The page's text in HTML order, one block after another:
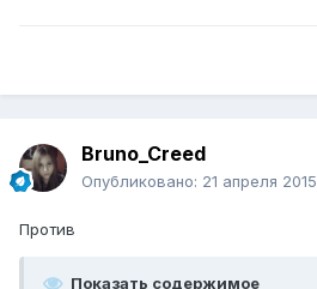
Bruno_Creed
Опубликовано: 21 апреля 2015
Против
Показать содержимое